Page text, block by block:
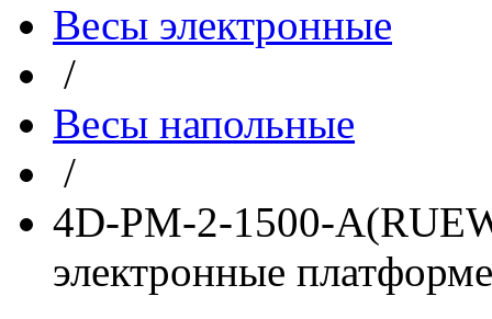
Весы электронные
/
Весы напольные
/
4D-PM-2-1500-
электронные